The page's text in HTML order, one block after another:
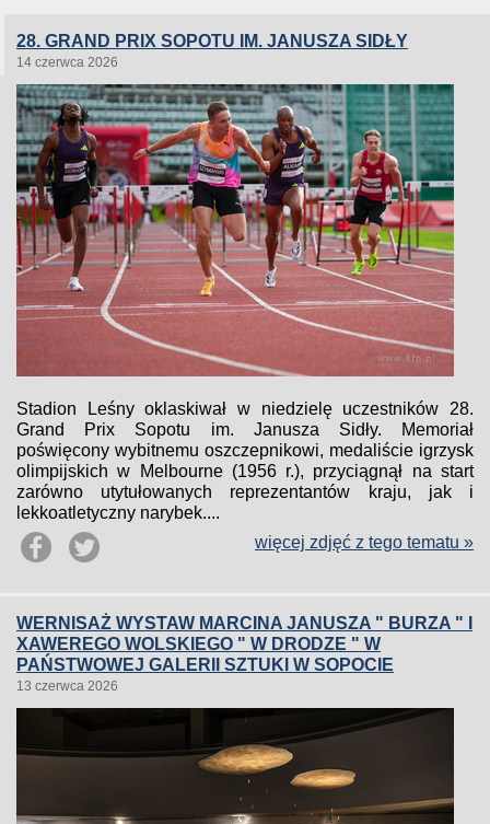
28. GRAND PRIX SOPOTU IM. JANUSZA SIDŁY
14 czerwca 2026
Stadion Leśny oklaskiwał w niedzielę uczestników 28.
Grand Prix Sopotu im. Janusza Sidły. Memoriał
poświęcony wybitnemu oszczepnikowi, medaliście igrzysk
olimpijskich w Melbourne (1956 r.), przyciągnął na start
zarówno utytułowanych reprezentantów kraju, jak i
lekkoatletyczny narybek....
więcej zdjęć z tego tematu »
WERNISAŻ WYSTAW MARCINA JANUSZA " BURZA " I
XAWEREGO WOLSKIEGO " W DRODZE " W
PAŃSTWOWEJ GALERII SZTUKI W SOPOCIE
13 czerwca 2026